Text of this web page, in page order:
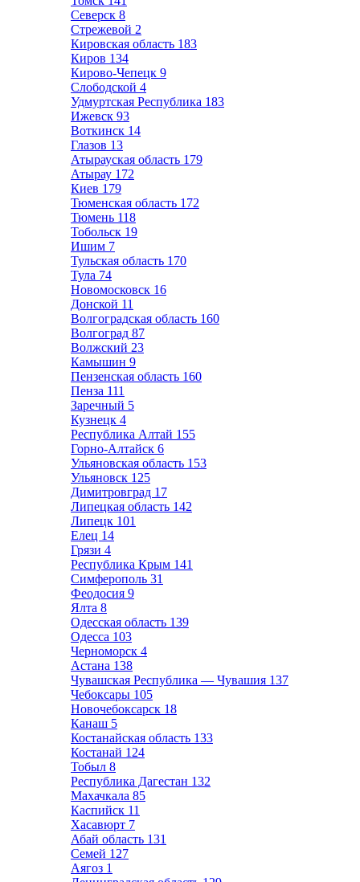
Северск 8
Стрежевой 2
Кировская область 183
Киров 134
Кирово-Чепецк 9
Слободской 4
Удмуртская Республика 183
Ижевск 93
Воткинск 14
Глазов 13
Атырауская область 179
Атырау 172
Киев 179
Тюменская область 172
Тюмень 118
Тобольск 19
Ишим 7
Тульская область 170
Тула 74
Новомосковск 16
Донской 11
Волгоградская область 160
Волгоград 87
Волжский 23
Камышин 9
Пензенская область 160
Пенза 111
Заречный 5
Кузнецк 4
Республика Алтай 155
Горно-Алтайск 6
Ульяновская область 153
Ульяновск 125
Димитровград 17
Липецкая область 142
Липецк 101
Елец 14
Грязи 4
Республика Крым 141
Симферополь 31
Феодосия 9
Ялта 8
Одесская область 139
Одесса 103
Черноморск 4
Астана 138
Чувашская Республика — Чувашия 137
Чебоксары 105
Новочебоксарск 18
Канаш 5
Костанайская область 133
Костанай 124
Тобыл 8
Республика Дагестан 132
Махачкала 85
Каспийск 11
Хасавюрт 7
Абай область 131
Семей 127
Аягоз 1